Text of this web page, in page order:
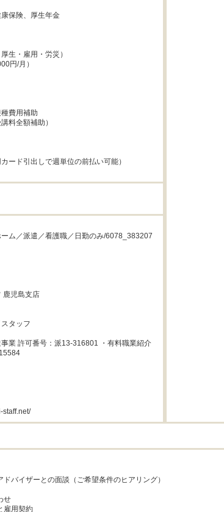
保険、厚生年金
生・雇用・労災）
円/月）
費用補助
料全額補助）
ード引出しで週単位の前払い可能）
ム／派遣／看護職／日勤のみ/6078_383207
鹿児島支店
タッフ
業 許可番号：派13-316801 ・有料職業紹介
staff.net/
バイザーとの面談（ご希望条件のヒアリング）
せ
雇用契約